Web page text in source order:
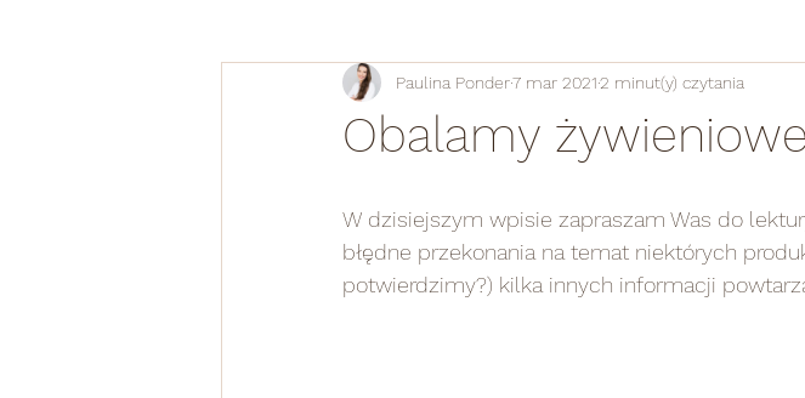
Obalamy
Paulina Ponder7 mar 20212 minut(y) czytania
W dzisiejszym wpisie zapraszam Was do
błędne przekonania na temat niektórych
potwierdzimy?) kilka innych informacji